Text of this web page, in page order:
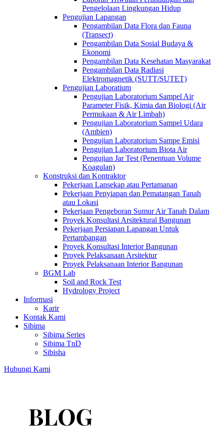
Pengelolaan Lingkungan Hidup
Pengujian Lapangan
Pengambilan Data Flora dan Fauna
(Transect)
Pengambilan Data Sosial Budaya &
Ekonomi
Pengambilan Data Kesehatan Masyarakat
Pengambilan Data Radiasi
Elektromagnetik (SUTT/SUTET)
Pengujian Laboratium
Pengujian Laboratorium Sampel Air
Parameter Fisik, Kimia dan Biologi (Air
Permukaan & Air Limbah)
Pengujian Laboratorium Sampel Udara
(Ambien)
Pengujian Laboratorium Sampe Emisi
Pengujian Laboratorium Biota Air
Pengujian Jar Test (Penentuan Volume
Koagulan)
Konstruksi dan Kontraktor
Pekerjaan Lansekap atau Pertamanan
Pekerjaan Penyiapan dan Pematangan Tanah
atau Lokasi
Pekerjaan Pengeboran Sumur Air Tanah Dalam
Proyek Konsultasi Arsitektural Bangunan
Pekerjaan Persiapan Lapangan Untuk
Pertambangan
Proyek Konsultasi Interior Bangunan
Proyek Pelaksanaan Arsitektur
Proyek Pelaksanaan Interior Bangunan
BGM Lab
Soil and Rock Test
Hydrology Project
Informasi
Karir
Kontak Kami
Sibima
Sibima Series
Sibima TnD
Sibisha
Hubungi Kami